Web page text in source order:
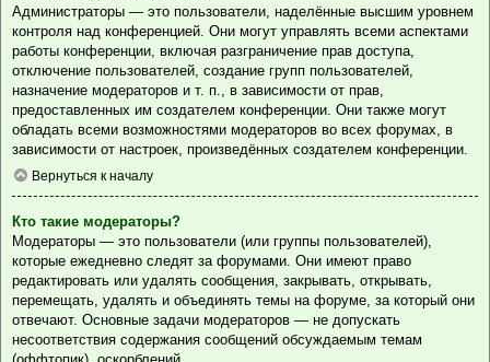
Администраторы — это пользователи, наделённые высшим уровнем
контроля над конференцией. Они могут управлять всеми аспектами
работы конференции, включая разграничение прав доступа,
отключение пользователей, создание групп пользователей,
назначение модераторов и т. п., в зависимости от прав,
предоставленных им создателем конференции. Они также могут
обладать всеми возможностями модераторов во всех форумах, в
зависимости от настроек, произведённых создателем конференции.
Вернуться к началу
Кто такие модераторы?
Модераторы — это пользователи (или группы пользователей),
которые ежедневно следят за форумами. Они имеют право
редактировать или удалять сообщения, закрывать, открывать,
перемещать, удалять и объединять темы на форуме, за который они
отвечают. Основные задачи модераторов — не допускать
несоответствия содержания сообщений обсуждаемым темам